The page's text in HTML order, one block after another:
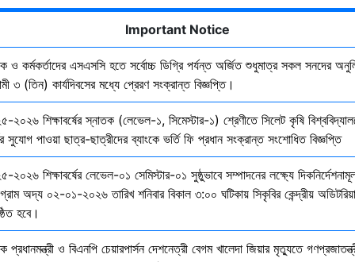
Important Notice
ও কর্মকর্তাদের এসএসসি হতে সর্বোচ্চ ডিগ্রি পর্যন্ত অর্জিত শুধুমাত্র সকল সনদের
৩ (তিন) কার্যদিবসের মধ্যে প্রেরণ সংক্রান্ত বিজ্ঞপ্তি।
২০২৬ শিক্ষাবর্ষের স্নাতক (লেভেল-১, সিমেস্টার-১) শ্রেণীতে সিলেট কৃষি
সুযোগ পাওয়া ছাত্র-ছাত্রীদের ব্যাংকে ভর্তি ফি প্রধান সংক্রান্ত সংশোধিত বিজ্ঞপ্তি
২০২৬ শিক্ষাবর্ষের লেভেল-০১ সেমিস্টার-০১ সুষ্ঠুভাবে সম্পাদনের লক্ষ্যে
অদ্য ০২-০১-২০২৬ তারিখ শনিবার বিকাল ৩:০০ ঘটিকায় সিকৃবির কেন্দ্রীয়
হবে।
প্রধানমন্ত্রী ও বিএনপি চেয়ারপার্সন দেশনেত্রী বেগম খালেদা জিয়ার মৃত্যুতে